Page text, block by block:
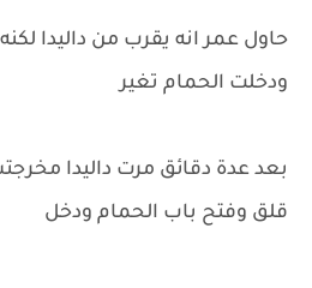
حاول عمر انه يقرب من داليدا
ودخلت الحمام تغير
بعد عدة دقائق مرت داليدا
قلق وفتح باب الحمام ودخل